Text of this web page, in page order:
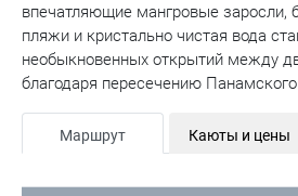
впечатляющие мангровые заросли,
пляжи и кристально чистая вода
необыкновенных открытий между
благодаря пересечению
Маршрут Каюты и цены